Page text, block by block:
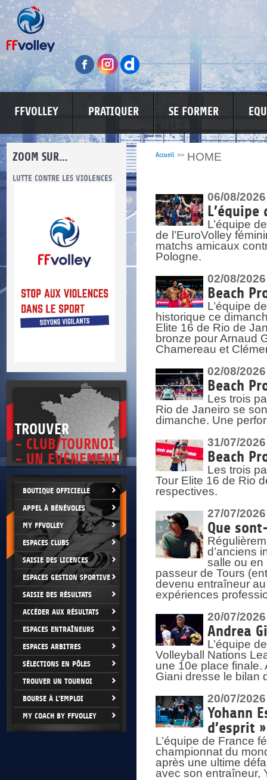
FFVOLLEY PRATIQUER SE FORMER
ZOOM SUR...
LUTTE CONTRE LES VIOLENCES MA PETITE SPONSO
>
TROUVER
- CLUB/TOURNOI
- UN EVÈNEMENT
BOUTIQUE OFFICIELLE
APPEL À BÉNÉVOLES
MY FFVOLLEY
ESPACES CLUBS
SAISIE DES LICENCES
ESPACES GESTION SPORTIVE
SAISIE DES RÉSULTATS
ACCÉDER AUX RÉSULTATS
ESPACES ENTRAÎNEURS
ESPACES ARBITRES
SÉLECTIONS EN PÔLES
TROUVER UN TOURNOI
BOURSE À L'EMPLOI
MY COACH BY FFVOLLEY
Accueil >> HOME
06/08/2026
L’équipe
L’équipe
de l’EuroVolley
matchs amicaux
Pologne.
02/08/2026
Beach
L’équipe
historique ce
Elite 16 de Rio de
bronze pour Arnaud
Chamereau et
02/08/2026
Beach
Les trois
Rio de Janeiro se
dimanche. Une
31/07/2026
Beach
Les trois
Tour Elite 16 de Rio
respectives.
27/07/2026
Que
d’anciens
salle ou en
passeur de Tours
devenu entraîneur
expériences
20/07/2026
Andrea
L’équipe
Volleyball Nations
une 10e place finale.
Giani dresse le bilan
20/07/2026
Yohann
d’esprit »
L’équipe de France
championnat du
après une ultime
avec son entraîneur,